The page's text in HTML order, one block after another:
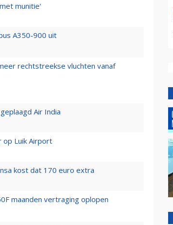
munitie'
A350-900 uit
rechtstreekse vluchten vanaf
Air India
op Luik Airport
kost dat 170 euro extra
maanden vertraging oplopen